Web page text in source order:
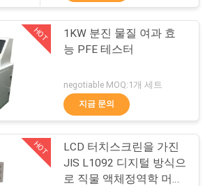
프레스 기계
43
70
HOT
1KW 분진 물질 여과 효
능 PFE 테스터
negotiable MOQ:1개 세트
지금 문의
HOT
LCD 터치스크린을 가진
JIS L1092 디지털 방식으
로 직물 액체정역학 머리